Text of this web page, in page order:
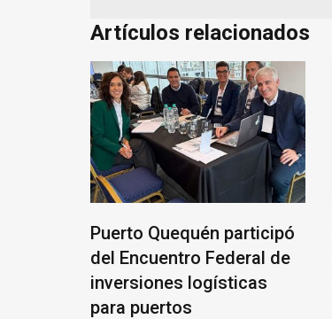
Artículos relacionados
Puerto Quequén participó
del Encuentro Federal de
inversiones logísticas
para puertos